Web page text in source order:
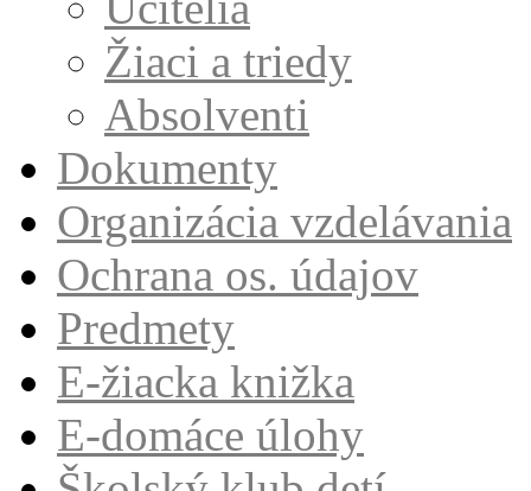
Žiaci a triedy
Absolventi
Dokumenty
Organizácia vzdelávania
Ochrana os. údajov
Predmety
E-žiacka knižka
E-domáce úlohy